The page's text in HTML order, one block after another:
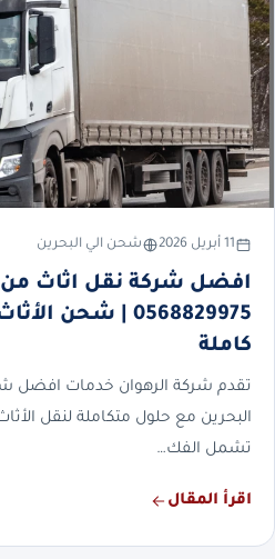
11 أبريل 2026 شحن الي البحرين
افضل شركة نقل اثاث من
0568829975 | شحن
كاملة
تقدم شركة الرهوان خدمات افضل
البحرين مع حلول متكاملة لنقل
تشمل الفك…
اقرأ المقال